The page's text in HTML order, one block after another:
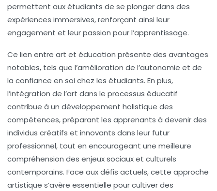
permettent aux étudiants de se plonger dans des
expériences immersives, renforçant ainsi leur
engagement et leur passion pour l’apprentissage.
Ce lien entre art et éducation présente des avantages
notables, tels que l’amélioration de l’autonomie et de
la confiance en soi chez les étudiants. En plus,
l’intégration de l’art dans le processus éducatif
contribue à un développement holistique des
compétences, préparant les apprenants à devenir des
individus créatifs et innovants dans leur futur
professionnel, tout en encourageant une meilleure
compréhension des enjeuxsociauxet culturels
contemporains. Face aux défis actuels, cette approche
artistique s’avère essentielle pour cultiver des